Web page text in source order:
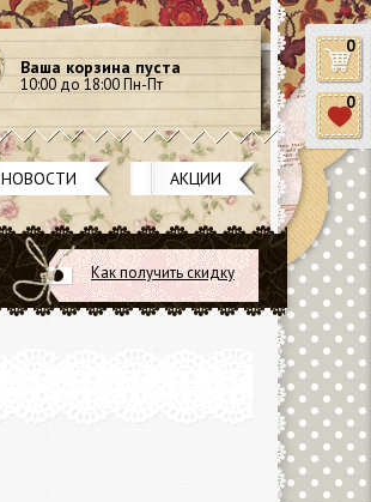
Ваша корзина пуста
10:00 до 18:00 Пн-Пт
НОВОСТИ АКЦИИ
Как получить скидку
0
0